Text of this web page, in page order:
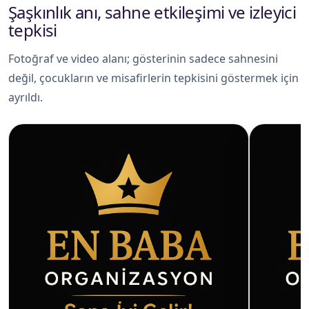
Şaşkınlık anı, sahne etkileşimi ve izleyici
tepkisi
Fotoğraf ve video alanı; gösterinin sadece sahnesini
değil, çocukların ve misafirlerin tepkisini göstermek için
ayrıldı.